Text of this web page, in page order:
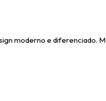
moderno e diferenciado.